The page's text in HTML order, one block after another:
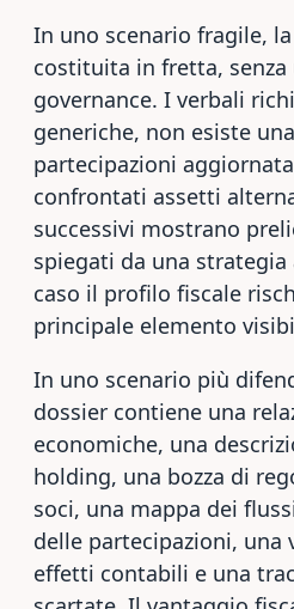
In uno scenario fragile,
costituita in fretta, senza
governance. I verbali
generiche, non esiste
partecipazioni
confrontati assetti
successivi mostrano
spiegati da una
caso il profilo fiscale
principale elemento
In uno scenario più
dossier contiene una
economiche, una
holding, una bozza di
soci, una mappa dei
delle partecipazioni, una
effetti contabili e una